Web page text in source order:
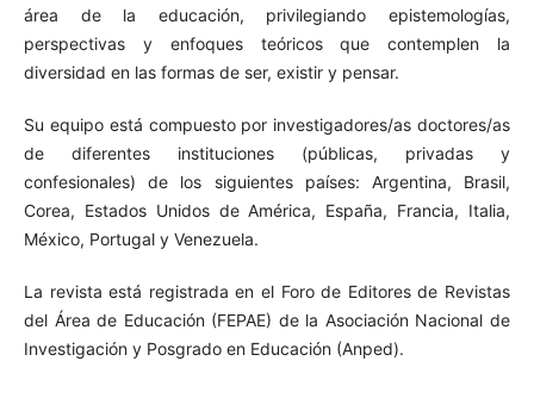
área de la educación, privilegiando epistemologías,
perspectivas y enfoques teóricos que contemplen la
diversidad en las formas de ser, existir y pensar.
Su equipo está compuesto por investigadores/as doctores/as
de diferentes instituciones (públicas, privadas y
confesionales) de los siguientes países: Argentina, Brasil,
Corea, Estados Unidos de América, España, Francia, Italia,
México, Portugal y Venezuela.
La revista está registrada en el Foro de Editores de Revistas
del Área de Educación (FEPAE) de la Asociación Nacional de
Investigación y Posgrado en Educación (Anped).